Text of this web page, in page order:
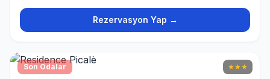
Rezervasyon Yap →
Son Odalar ★★★